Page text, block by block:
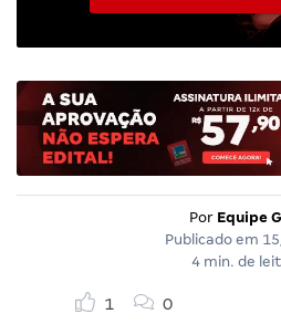
Por Equipe
Publicado em
4 min. de
1 0